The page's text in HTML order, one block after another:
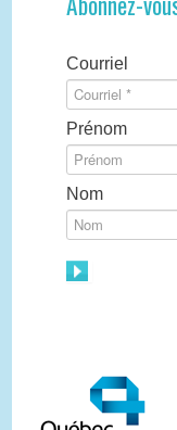
Courriel
Prénom
Nom